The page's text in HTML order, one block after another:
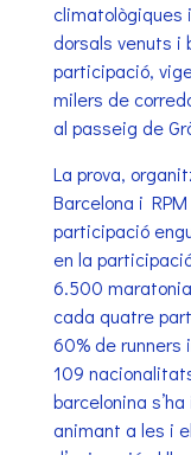
climatològiques
dorsals venuts i
participació,
milers de
al passeig de
La prova,
Barcelona i
participació
en la
6.500
cada quatre
60% de runners
109
barcelonina
animant a les i